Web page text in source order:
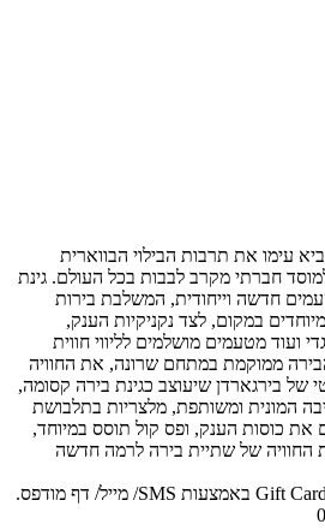
עימו את תרבות הבילוי הבווארית
ה-19 והפכה למוסד חברתי מקרב לבבות בכל העולם. גינת
חדשה וייחודית, המשלבת בירות
במקום, לצד נקניקיות הענק,
ועוד מטעמים מושלמים לליווי חווית
הבירה ממוקמת במתחם שרונה, את החוויה
של בירגארדן שיעוצב כגינת בירה קסומה,
המונית ומשותפת, מלצריות בתלבושת
את כוסות הענק, ופס קול תוסס במיוחד,
החוויה של שתיית בירה לרמה חדשה
למימוש יש להציג את קוד ה-Gift Card באמצעות SMS/ מייל/ דף מודפס.